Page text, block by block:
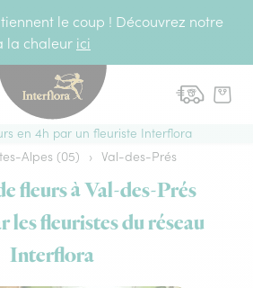
le coup ! Découvrez notre
la chaleur ici
en 4h par un fleuriste Interflora
Alpes (05) › Val-des-Prés
fleurs à Val-des-Prés
fleuristes du réseau
Interflora